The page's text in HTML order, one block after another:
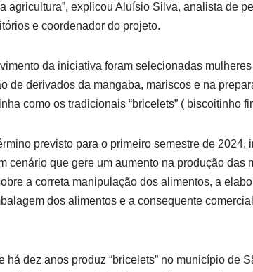
agricultura”, explicou Aluísio Silva, analista de
e coordenador do projeto.
da iniciativa foram selecionadas
de derivados da mangaba, mariscos e na
como os tradicionais “bricelets” ( biscoitinho
previsto para o primeiro semestre de 2024,
cenário que gere um aumento na produção das
a correta manipulação dos alimentos, a
dos alimentos e a consequente
há dez anos produz “bricelets” no município de